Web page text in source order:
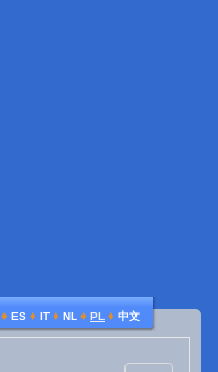
♦ ES ♦ IT ♦ NL ♦ PL ♦ 中文